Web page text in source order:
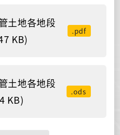
土地各地段
KB)
.pdf
土地各地段
KB)
.ods